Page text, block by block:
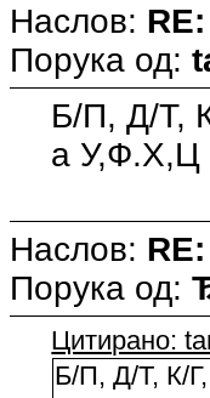
Наслов:
Порука од:
Б/П, Д/Т,
а У,Ф.Х,Ц
Наслов:
Порука од:
Цитирано:
Б/П, Д/Т, К/